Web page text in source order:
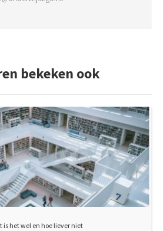
bekeken ook
het wel en hoe liever niet